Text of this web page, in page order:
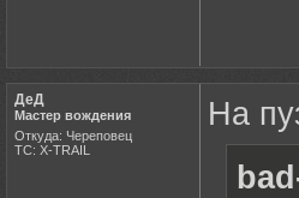
ДеД
Мастер вождения
Откуда: Череповец
ТС: X-TRAIL
На